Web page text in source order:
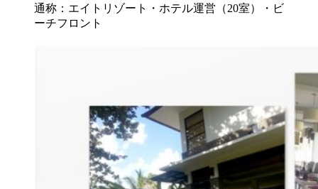
通称：エイトリゾート・ホテル運営（20室）・ビ
ーチフロント